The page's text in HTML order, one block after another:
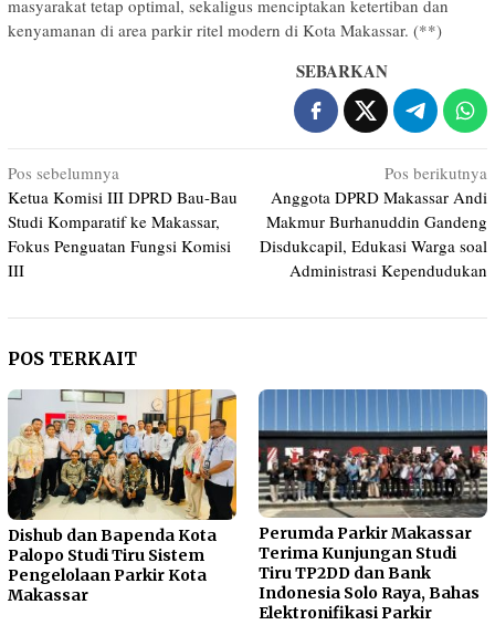
masyarakat tetap optimal, sekaligus menciptakan ketertiban dan
kenyamanan di area parkir ritel modern di Kota Makassar. (**)
SEBARKAN
Navigasi
pos
Pos sebelumnya
Ketua Komisi III DPRD Bau-Bau
Studi Komparatif ke Makassar,
Fokus Penguatan Fungsi Komisi
III
Pos berikutnya
Anggota DPRD Makassar Andi
Makmur Burhanuddin Gandeng
Disdukcapil, Edukasi Warga soal
Administrasi Kependudukan
POS TERKAIT
Dishub dan Bapenda Kota
Palopo Studi Tiru Sistem
Pengelolaan Parkir Kota
Makassar
Perumda Parkir Makassar
Terima Kunjungan Studi
Tiru TP2DD dan Bank
Indonesia Solo Raya, Bahas
Elektronifikasi Parkir